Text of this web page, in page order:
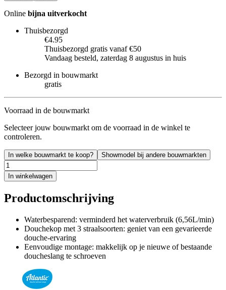
Online bijna uitverkocht
Thuisbezorgd
€4.95
Thuisbezorgd gratis vanaf €50
Vandaag besteld, zaterdag 8 augustus in huis
Bezorgd in bouwmarkt
gratis
Voorraad in de bouwmarkt
Selecteer jouw bouwmarkt om de voorraad in de winkel te
controleren.
In welke bouwmarkt te koop? Showmodel bij andere bouwmarkten
In winkelwagen
Productomschrijving
Waterbesparend: verminderd het waterverbruik (6,56L/min)
Douchekop met 3 straalsoorten: geniet van een gevarieerde
douche-ervaring
Eenvoudige montage: makkelijk op je nieuwe of bestaande
doucheslang te schroeven